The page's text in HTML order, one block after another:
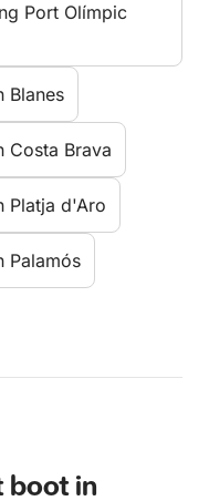
Port Olímpic
Blanes
Costa Brava
Platja d'Aro
Palamós
boot in